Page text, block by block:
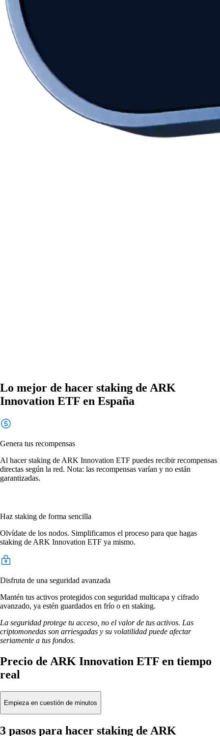
Lo mejor de hacer staking de ARK
Innovation ETF en España
Genera tus recompensas
Al hacer staking de ARK Innovation ETF puedes recibir recompensas
directas según la red. Nota: las recompensas varían y no están
garantizadas.
Haz staking de forma sencilla
Olvídate de los nodos. Simplificamos el proceso para que hagas
staking de ARK Innovation ETF ya mismo.
Disfruta de una seguridad avanzada
Mantén tus activos protegidos con seguridad multicapa y cifrado
avanzado, ya estén guardados en frío o en staking.
La seguridad protege tu acceso, no el valor de tus activos. Las
criptomonedas son arriesgadas y su volatilidad puede afectar
seriamente a tus fondos.
Precio de ARK Innovation ETF en tiempo
real
Empieza en cuestión de minutos
3 pasos para hacer staking de ARK